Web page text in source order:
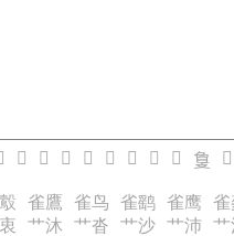
𢿃 𢿄 𢿅 𢿇 𢿈 𢿉 𢿊 𢿋 𢿌 𢿍
雀鷹 雀鸟 雀鹞 雀鹰
雀
艹沐 艹沓 艹沙 艹沛 艹